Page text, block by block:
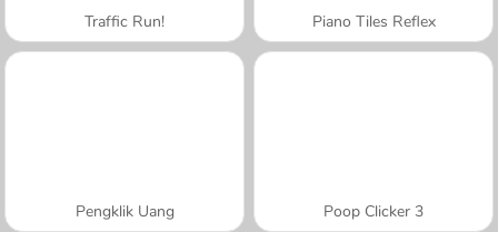
Traffic Run! Piano Tiles Reflex
Pengklik Uang Poop Clicker 3